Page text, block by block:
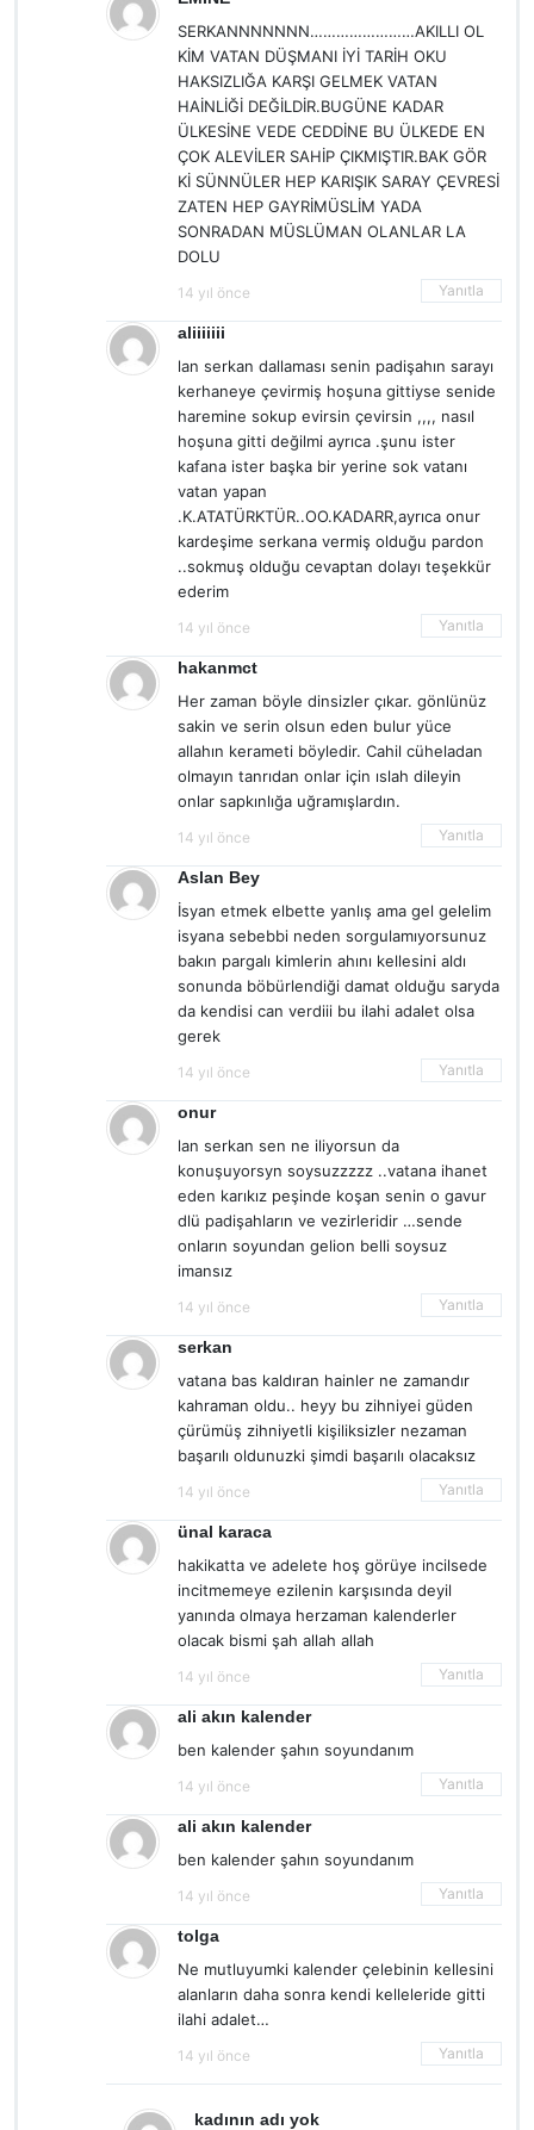
SERKANNNNNNN……………………AKILLI OL
KİM VATAN DÜŞMANI İYİ TARİH OKU
HAKSIZLIĞA KARŞI GELMEK VATAN
HAİNLİĞİ DEĞİLDİR.BUGÜNE KADAR
ÜLKESİNE VEDE CEDDİNE BU ÜLKEDE EN
ÇOK ALEVİLER SAHİP ÇIKMIŞTIR.BAK GÖR
Kİ SÜNNÜLER HEP KARIŞIK SARAY ÇEVRESİ
ZATEN HEP GAYRİMÜSLİM YADA
SONRADAN MÜSLÜMAN OLANLAR LA
DOLU
14 yıl önce Yanıtla
aliiiiiii
lan serkan dallaması senin padişahın sarayı
kerhaneye çevirmiş hoşuna gittiyse senide
haremine sokup evirsin çevirsin ,,,, nasıl
hoşuna gitti değilmi ayrıca .şunu ister
kafana ister başka bir yerine sok vatanı
vatan yapan
.K.ATATÜRKTÜR..OO.KADARR,ayrıca onur
kardeşime serkana vermiş olduğu pardon
..sokmuş olduğu cevaptan dolayı teşekkür
ederim
14 yıl önce Yanıtla
hakanmct
Her zaman böyle dinsizler çıkar. gönlünüz
sakin ve serin olsun eden bulur yüce
allahın kerameti böyledir. Cahil cüheladan
olmayın tanrıdan onlar için ıslah dileyin
onlar sapkınlığa uğramışlardın.
14 yıl önce Yanıtla
Aslan Bey
İsyan etmek elbette yanlış ama gel gelelim
isyana sebebbi neden sorgulamıyorsunuz
bakın pargalı kimlerin ahını kellesini aldı
sonunda böbürlendiği damat olduğu saryda
da kendisi can verdiii bu ilahi adalet olsa
gerek
14 yıl önce Yanıtla
onur
lan serkan sen ne iliyorsun da
konuşuyorsyn soysuzzzzz ..vatana ihanet
eden karıkız peşinde koşan senin o gavur
dlü padişahların ve vezirleridir …sende
onların soyundan gelion belli soysuz
imansız
14 yıl önce Yanıtla
serkan
vatana bas kaldıran hainler ne zamandır
kahraman oldu.. heyy bu zihniyei güden
çürümüş zihniyetli kişiliksizler nezaman
başarılı oldunuzki şimdi başarılı olacaksız
14 yıl önce Yanıtla
ünal karaca
hakikatta ve adelete hoş görüye incilsede
incitmemeye ezilenin karşısında deyil
yanında olmaya herzaman kalenderler
olacak bismi şah allah allah
14 yıl önce Yanıtla
ali akın kalender
ben kalender şahın soyundanım
14 yıl önce Yanıtla
ali akın kalender
ben kalender şahın soyundanım
14 yıl önce Yanıtla
tolga
Ne mutluyumki kalender çelebinin kellesini
alanların daha sonra kendi kelleleride gitti
ilahi adalet…
14 yıl önce Yanıtla
kadının adı yok